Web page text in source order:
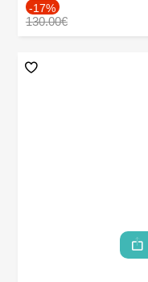
-17%
130.00€